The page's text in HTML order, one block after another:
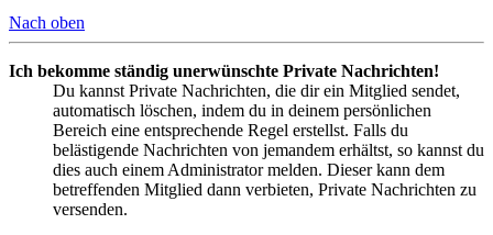
Nach oben
Ich bekomme ständig unerwünschte Private Nachrichten!
Du kannst Private Nachrichten, die dir ein Mitglied sendet,
automatisch löschen, indem du in deinem persönlichen
Bereich eine entsprechende Regel erstellst. Falls du
belästigende Nachrichten von jemandem erhältst, so kannst du
dies auch einem Administrator melden. Dieser kann dem
betreffenden Mitglied dann verbieten, Private Nachrichten zu
versenden.